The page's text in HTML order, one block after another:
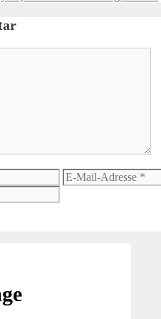
E-
Mail-